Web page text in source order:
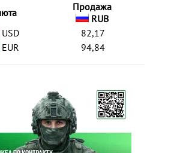
Продажа
RUB
82,17
EUR
94,84